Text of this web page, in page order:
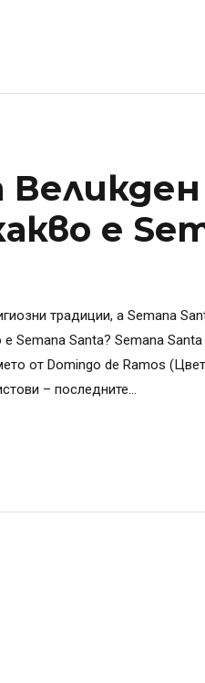
Великден
e
традиции, а Semana
Semana Santa? Semana
от Domingo de Ramos
– последните...